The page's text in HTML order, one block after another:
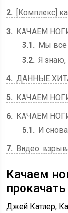
2
[Комплекс]
3
КАЧАЕМ
3.1
Мы все
3.2 Я знаю,
4 ДАННЫЕ
5
КАЧАЕМ
6
КАЧАЕМ
6.1
И
7
Видео:
Качаем
Джей Катлер,